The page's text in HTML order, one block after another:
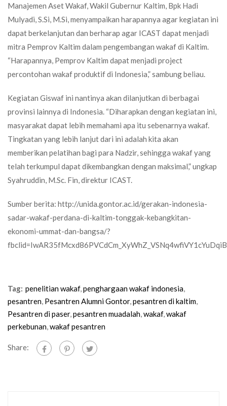
Manajemen Aset Wakaf, Wakil Gubernur Kaltim, Bpk Hadi
Mulyadi, S.Si, M.Si, menyampaikan harapannya agar kegiatan ini
dapat berkelanjutan dan berharap agar ICAST dapat menjadi
mitra Pemprov Kaltim dalam pengembangan wakaf di Kaltim.
“Harapannya, Pemprov Kaltim dapat menjadi project
percontohan wakaf produktif di Indonesia,” sambung beliau.
Kegiatan Giswaf ini nantinya akan dilanjutkan di berbagai
provinsi lainnya di Indonesia. “Diharapkan dengan kegiatan ini,
masyarakat dapat lebih memahami apa itu sebenarnya wakaf.
Tingkatan yang lebih lanjut dari ini adalah kita akan
memberikan pelatihan bagi para Nadzir, sehingga wakaf yang
telah terkumpul dapat dikembangkan dengan maksimal,” ungkap
Syahruddin, M.Sc. Fin, direktur ICAST.
Sumber berita: http://unida.gontor.ac.id/gerakan-indonesia-
sadar-wakaf-perdana-di-kaltim-tonggak-kebangkitan-
ekonomi-ummat-dan-bangsa/?
Tag: penelitian wakaf,penghargaan wakaf indonesia,
pesantren, Pesantren Alumni Gontor,pesantren di kaltim,
Pesantren di paser,pesantren muadalah,wakaf,wakaf
perkebunan,wakaf pesantren
Share: